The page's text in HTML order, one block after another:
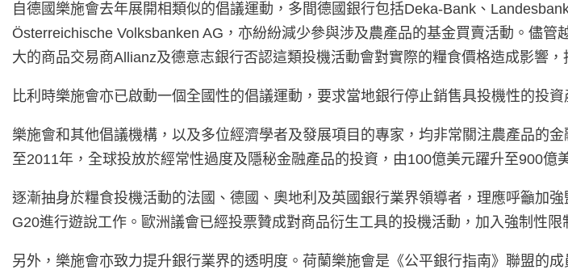
自德國樂施會去年展開相類似的倡議運動，多間德國銀行包括Deka-Bank、
Österreichische Volksbanken AG，亦紛紛減少參與涉及農產品的基金買賣活動。儘
大的商品交易商Allianz及德意志銀行否認這類投機活動會對實際的糧食價格造成影響，
比利時樂施會亦已啟動一個全國性的倡議運動，要求當地銀行停止銷售具投機性的投
樂施會和其他倡議機構，以及多位經濟學者及發展項目的專家，均非常關注農產品的
至2011年，全球投放於經常性過度及隱秘金融產品的投資，由100億美元躍升至900億
逐漸抽身於糧食投機活動的法國、德國、奧地利及英國銀行業界領導者，理應呼籲加
G20進行遊說工作。歐洲議會已經投票贊成對商品衍生工具的投機活動，加入強制性
另外，樂施會亦致力提升銀行業界的透明度。荷蘭樂施會是《公平銀行指南》聯盟的